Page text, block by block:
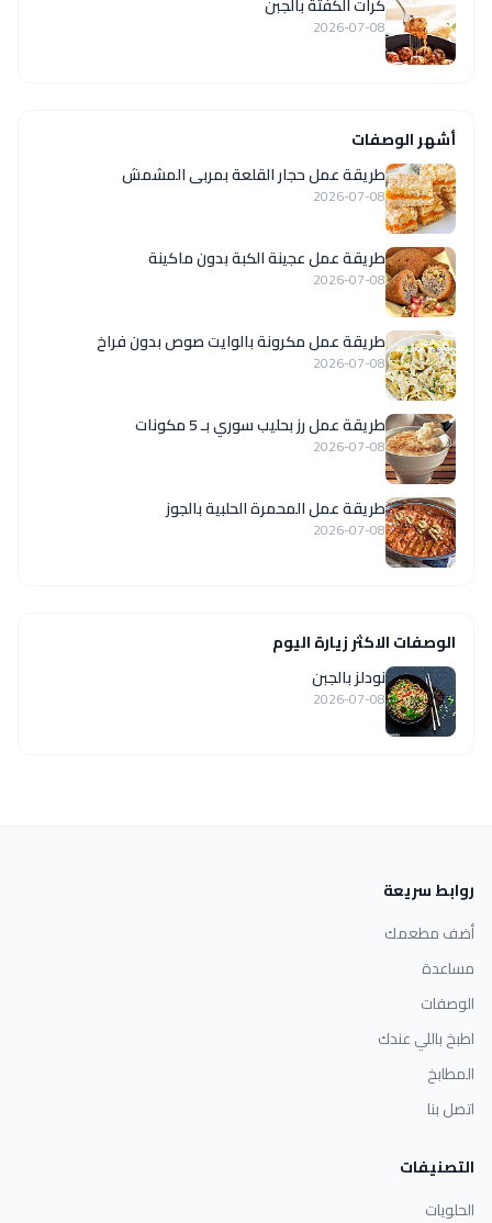
2026-07-08
أشهر الوصفات
طريقة عمل حجار القلعة بمربى المشمش
2026-07-08
طريقة عمل عجينة الكبة بدون ماكينة
2026-07-08
طريقة عمل مكرونة بالوايت صوص بدون فراخ
2026-07-08
طريقة عمل رز بحليب سوري بـ 5 مكونات
2026-07-08
طريقة عمل المحمرة الحلبية بالجوز
2026-07-08
الوصفات الاكثر زيارة اليوم
نودلز بالجبن
2026-07-08
روابط سريعة
أضف مطعمك
مساعدة
الوصفات
اطبخ باللي عندك
المطابخ
اتصل بنا
التصنيفات
الحلويات